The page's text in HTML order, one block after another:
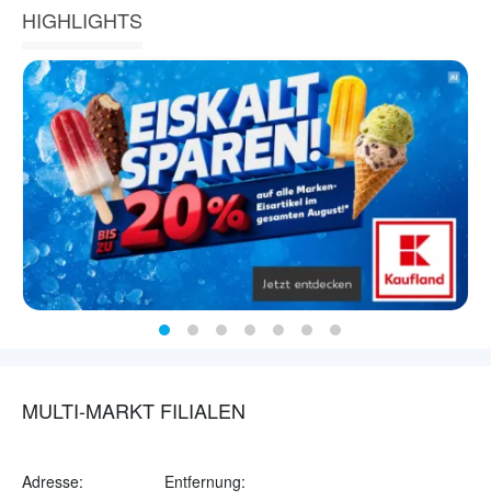
HIGHLIGHTS
MULTI-MARKT FILIALEN
Adresse: Entfernung: